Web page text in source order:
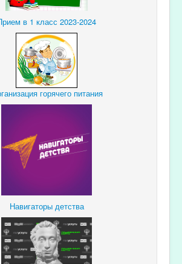
в 1 класс 2023-2024
горячего питания
Навигаторы детства